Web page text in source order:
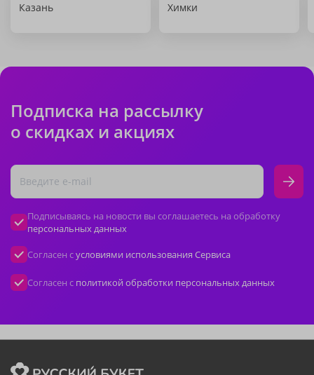
Казань Химки
Подписка на рассылку
о скидках и акциях
Подписываясь на новости вы соглашаетесь на обработку
персональных данных
Согласен сусловиями использования Сервиса
Согласен с политикой обработки персональных данных